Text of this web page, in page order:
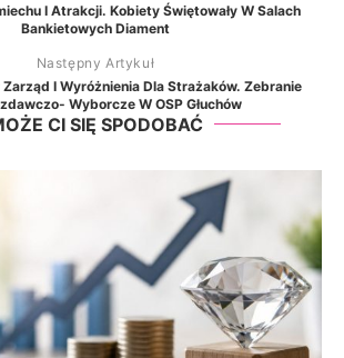
I Atrakcji. Kobiety Świętowały W Salach
Bankietowych Diament
Następny Artykuł
I Wyróżnienia Dla Strażaków. Zebranie
Wyborcze W OSP Głuchów
CI SIĘ SPODOBAĆ